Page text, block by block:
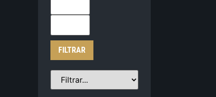
FILTRAR